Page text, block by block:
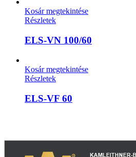
Kosár megtekintése
Részletek
ELS-VN 100/60
Kosár megtekintése
Részletek
ELS-VF 60